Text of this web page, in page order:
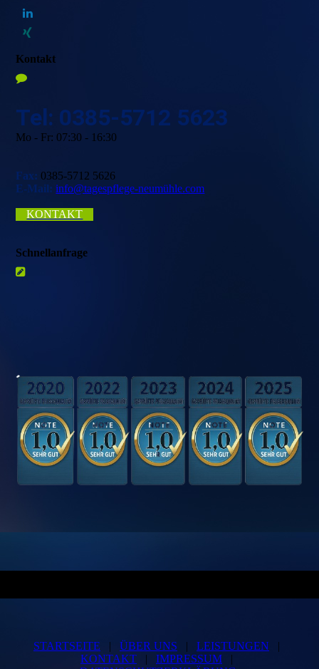
Kontakt
Tel: 0385-5712 5623
Mo - Fr: 07:30 - 16:30
Fax: 0385-5712 5626
E-Mail:info@tagespflege-neumühle.com
KONTAKT
Schnellanfrage
STARTSEITE | ÜBER UNS | LEISTUNGEN |
KONTAKT | IMPRESSUM |